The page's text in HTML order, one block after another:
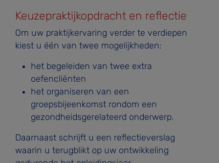
Keuzepraktijkopdracht en reflectie
Om uw praktijkervaring verder te verdiepen
kiest u één van twee mogelijkheden:
het begeleiden van twee extra
oefencliënten
het organiseren van een
groepsbijeenkomst rondom een
gezondheidsgerelateerd onderwerp.
Daarnaast schrijft u een reflectieverslag
waarin u terugblikt op uw ontwikkeling